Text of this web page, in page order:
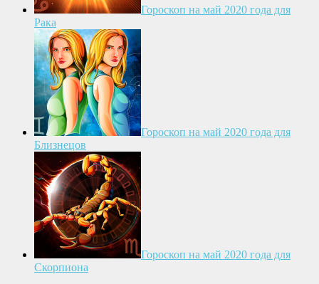
Гороскоп на май 2020 года для
Рака
Гороскоп на май 2020 года для
Близнецов
Гороскоп на май 2020 года для
Скорпиона